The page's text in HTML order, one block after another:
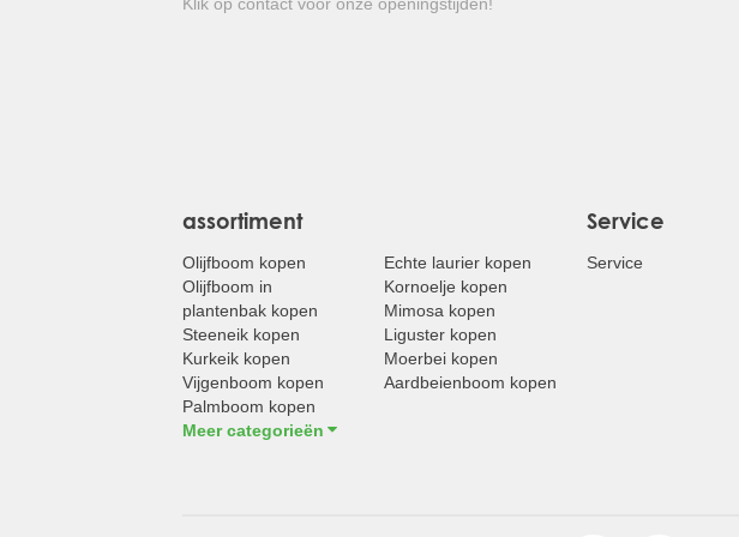
assortiment
Olijfboom kopen
Olijfboom in
plantenbak kopen
Steeneik kopen
Kurkeik kopen
Vijgenboom kopen
Palmboom kopen
Meer categorieën
Echte laurier kopen
Kornoelje kopen
Mimosa kopen
Liguster kopen
Moerbei kopen
Aardbeienboom kopen
Service
Service